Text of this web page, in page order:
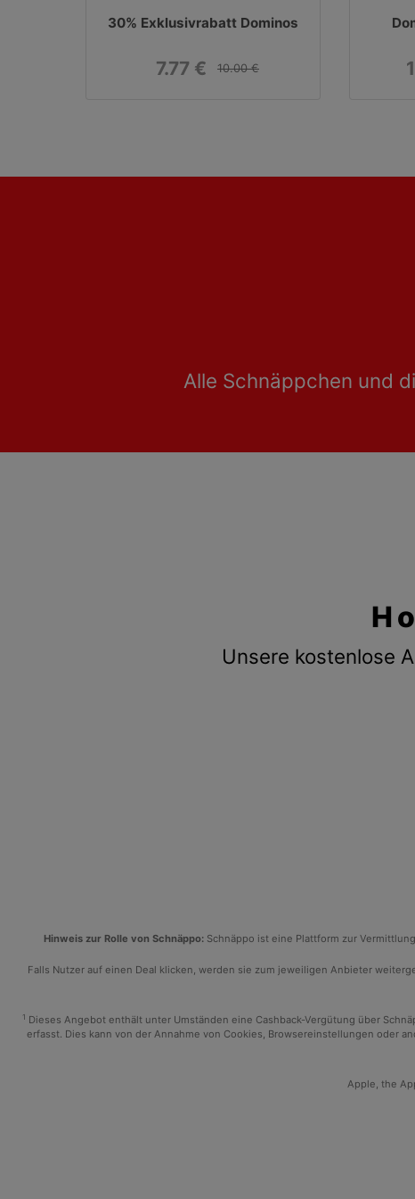
30% Exklusivrabatt Dominos
7.77 € 10.00 €
Alle Schnäppchen und
Unsere kostenlose
Hinweis zur Rolle von Schnäppo:Schnäppo ist eine Plattform zur
Falls Nutzer auf einen Deal klicken, werden sie zum jeweiligen Anbieter
1 Dieses Angebot enthält unter Umständen eine Cashback-Vergütung über
erfasst. Dies kann von der Annahme von Cookies, Browsereinstellungen oder
Apple, the